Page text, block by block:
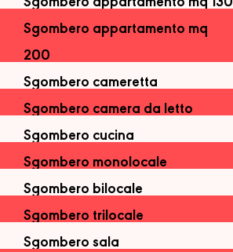
Sgombero appartamento mq 130
Sgombero appartamento mq
200
Sgombero cameretta
Sgombero camera da letto
Sgombero cucina
Sgombero monolocale
Sgombero bilocale
Sgombero trilocale
Sgombero sala